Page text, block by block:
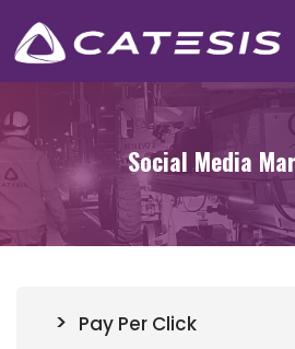
Social Media
Pay Per Click